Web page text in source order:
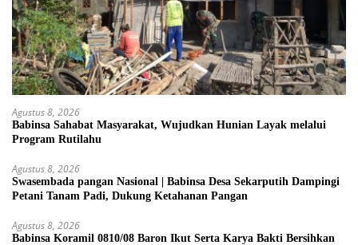
Agustus 8, 2026
Babinsa Sahabat Masyarakat, Wujudkan Hunian Layak melalui
Program Rutilahu
Agustus 8, 2026
Swasembada pangan Nasional | Babinsa Desa Sekarputih Dampingi
Petani Tanam Padi, Dukung Ketahanan Pangan
Agustus 8, 2026
Babinsa Koramil 0810/08 Baron Ikut Serta Karya Bakti Bersihkan